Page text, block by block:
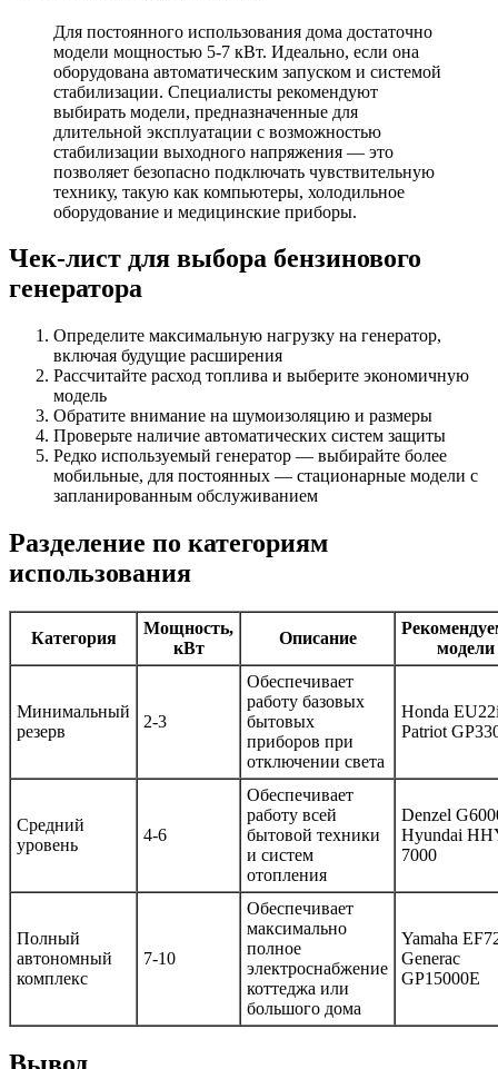
Для постоянного использования дома достаточно
модели мощностью 5-7 кВт. Идеально, если она
оборудована автоматическим запуском и системой
стабилизации. Специалисты рекомендуют
выбирать модели, предназначенные для
длительной эксплуатации с возможностью
стабилизации выходного напряжения — это
позволяет безопасно подключать чувствительную
технику, такую как компьютеры, холодильное
оборудование и медицинские приборы.
Чек-лист для выбора бензинового
генератора
Определите максимальную нагрузку на генератор,
включая будущие расширения
Рассчитайте расход топлива и выберите экономичную
модель
Обратите внимание на шумоизоляцию и размеры
Проверьте наличие автоматических систем защиты
Редко используемый генератор — выбирайте более
мобильные, для постоянных — стационарные модели с
запланированным обслуживанием
Разделение по категориям
использования
Категория
Мощность,
кВт
Описание
модели
Минимальный
резерв
2-3
Обеспечивает
работу базовых
бытовых
приборов при
отключении света
Honda
Patriot
Средний
уровень
4-6
Обеспечивает
работу всей
бытовой техники
и систем
отопления
Denzel
Hyundai
7000
Полный
автономный
комплекс
7-10
Обеспечивает
максимально
полное
электроснабжение
коттеджа или
большого дома
Yamaha
Generac
GP15000E